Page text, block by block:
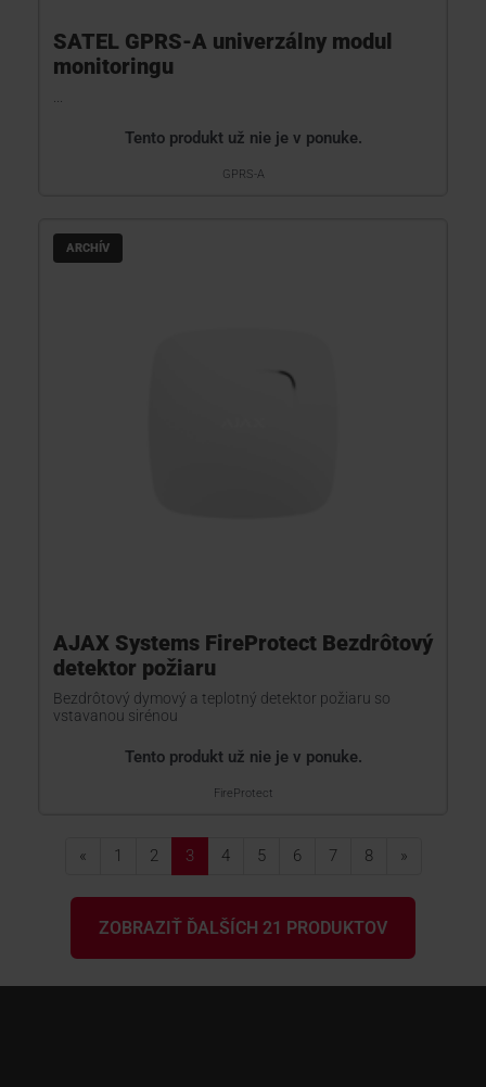
SATEL GPRS-A univerzálny modul
monitoringu
Tento produkt už nie je v ponuke.
GPRS-A
ARCHÍV
AJAX Systems FireProtect Bezdrôtový
detektor požiaru
Bezdrôtový dymový a teplotný detektor požiaru so
vstavanou sirénou
Tento produkt už nie je v ponuke.
FireProtect
« 1 2 3 4 5 6 7 8 »
ZOBRAZIŤ ĎALŠÍCH 21 PRODUKTOV